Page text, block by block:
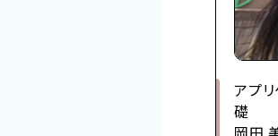
アプ
礎